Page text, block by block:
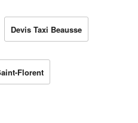
Devis Taxi Beausse
Florent